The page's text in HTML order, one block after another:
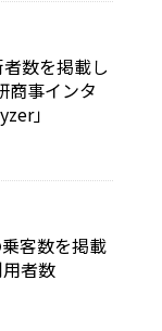
数を掲載し
商事インタ
」
客数を掲載
者数